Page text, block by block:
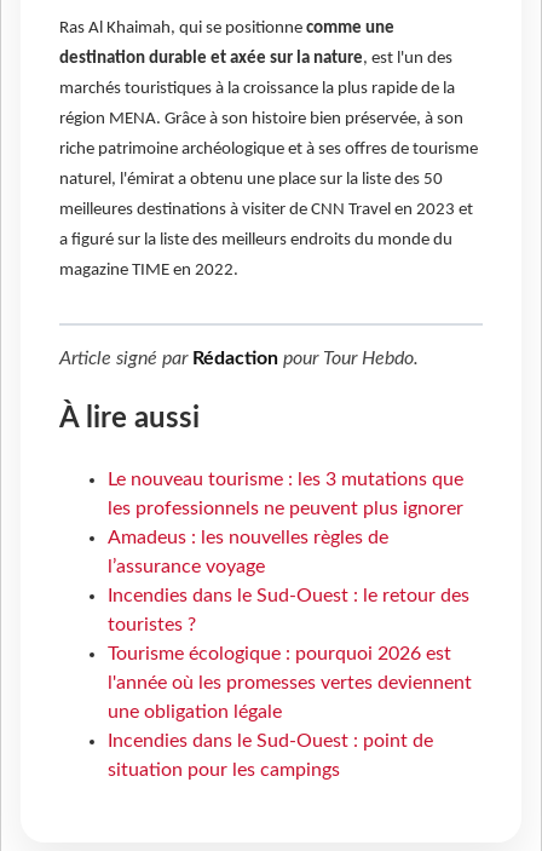
Ras Al Khaimah, qui se positionne comme une
destination durable et axée sur la nature, est l'un des
marchés touristiques à la croissance la plus rapide de la
région MENA. Grâce à son histoire bien préservée, à son
riche patrimoine archéologique et à ses offres de tourisme
naturel, l'émirat a obtenu une place sur la liste des 50
meilleures destinations à visiter de CNN Travel en 2023 et
a figuré sur la liste des meilleurs endroits du monde du
magazine TIME en 2022.
Article signé par Rédaction pour Tour Hebdo.
À lire aussi
Le nouveau tourisme : les 3 mutations que
les professionnels ne peuvent plus ignorer
Amadeus : les nouvelles règles de
l’assurance voyage
Incendies dans le Sud-Ouest : le retour des
touristes ?
Tourisme écologique : pourquoi 2026 est
l'année où les promesses vertes deviennent
une obligation légale
Incendies dans le Sud-Ouest : point de
situation pour les campings